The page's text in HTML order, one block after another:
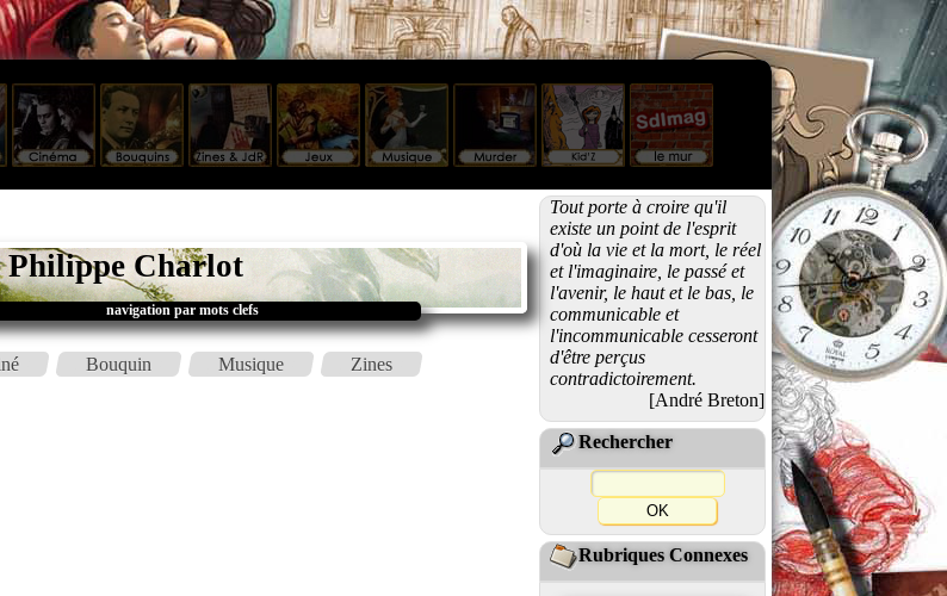
Philippe Charlot
navigation par mots clefs
Bouquin Musique Zines
Tout porte à croire qu'il
existe un point de l'esprit
d'où la vie et la mort, le réel
et l'imaginaire, le passé et
l'avenir, le haut et le bas, le
communicable et
l'incommunicable cesseront
d'être perçus
contradictoirement.
[André Breton]
Rechercher
Rubriques Connexes